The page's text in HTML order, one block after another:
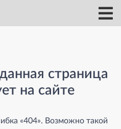
страница
на сайте
«404». Возможно такой